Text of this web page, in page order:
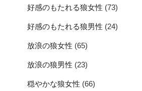
好感のもたれる狼女性 (73)
好感のもたれる狼男性 (24)
放浪の狼女性 (65)
放浪の狼男性 (23)
穏やかな狼女性 (66)